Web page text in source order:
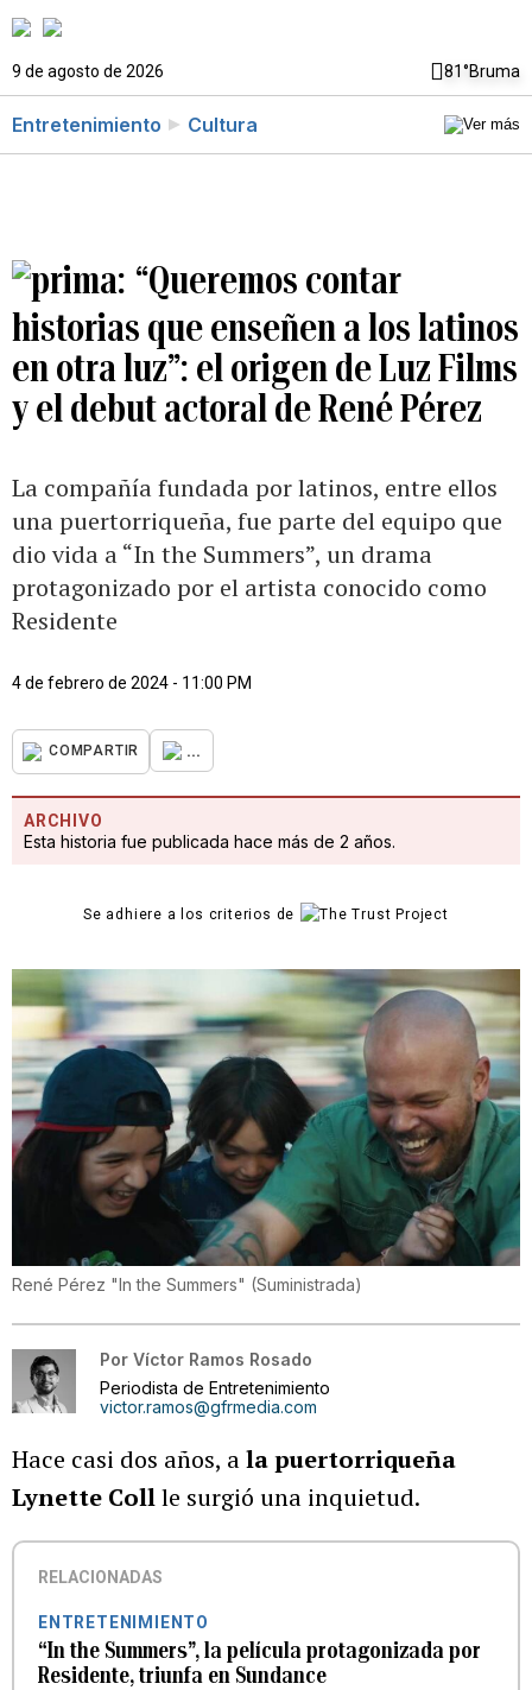
9 de agosto de 2026 81°Bruma
Entretenimiento Cultura
“Queremos contar
historias que enseñen a los latinos
en otra luz”: el origen de Luz Films
y el debut actoral de René Pérez
La compañía fundada por latinos, entre ellos
una puertorriqueña, fue parte del equipo que
dio vida a “In the Summers”, un drama
protagonizado por el artista conocido como
Residente
4 de febrero de 2024 - 11:00 PM
COMPARTIR ...
ARCHIVO
Esta historia fue publicada hace más de 2 años.
Se adhiere a los criterios de
René Pérez "In the Summers" (Suministrada)
Por Víctor Ramos Rosado
Periodista de Entretenimiento
victor.ramos@gfrmedia.com
Hace casi dos años, ala puertorriqueña
Lynette Collle surgió una inquietud.
RELACIONADAS
ENTRETENIMIENTO
“In the Summers”, la película protagonizada por
Residente, triunfa en Sundance